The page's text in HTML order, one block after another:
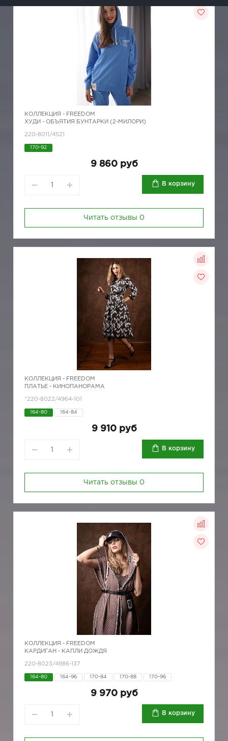
КОЛЛЕКЦИЯ - FREEDOM
ХУДИ - ОБЪЯТИЯ БУНТАРКИ (2-МИЛОРИ)
220-8011/4521
170-92
9 860 руб
В корзину
Читать отзывы 0
КОЛЛЕКЦИЯ - FREEDOM
ПЛАТЬЕ - КИНОПАНОРАМА
*220-8022/4964-101
164-80 164-84
9 910 руб
В корзину
Читать отзывы 0
КОЛЛЕКЦИЯ - FREEDOM
КАРДИГАН - КАПЛИ ДОЖДЯ
220-8023/4986-137
164-80 164-96 170-84 170-88 170-96
9 970 руб
В корзину